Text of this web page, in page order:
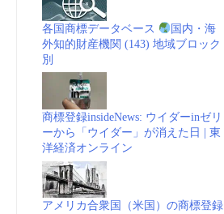
各国商標データベース
国内・海
外知的財産機関 (143) 地域ブロック
別
商標登録insideNews: ウイダーinゼリ
ーから「ウイダー」が消えた日 | 東
洋経済オンライン
アメリカ合衆国（米国）の商標登録